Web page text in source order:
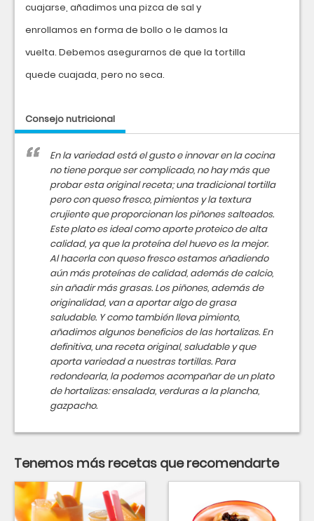
cuajarse, añadimos una pizca de sal y
enrollamos en forma de bollo o le damos la
vuelta. Debemos asegurarnos de que la tortilla
quede cuajada, pero no seca.
Consejo nutricional
En la variedad está el gusto e innovar en la cocina
no tiene porque ser complicado, no hay más que
probar esta original receta; una tradicional tortilla
pero con queso fresco, pimientos y la textura
crujiente que proporcionan los piñones salteados.
Este plato es ideal como aporte proteico de alta
calidad, ya que la proteína del huevo es la mejor.
Al hacerla con queso fresco estamos añadiendo
aún más proteínas de calidad, además de calcio,
sin añadir más grasas. Los piñones, además de
originalidad, van a aportar algo de grasa
saludable. Y como también lleva pimiento,
añadimos algunos beneficios de las hortalizas. En
definitiva, una receta original, saludable y que
aporta variedad a nuestras tortillas. Para
redondearla, la podemos acompañar de un plato
de hortalizas: ensalada, verduras a la plancha,
gazpacho.
Tenemos más recetas que recomendarte